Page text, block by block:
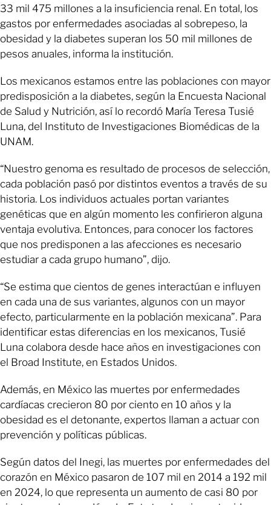
33 mil 475 millones a la insuficiencia renal. En total, los
gastos por enfermedades asociadas al sobrepeso, la
obesidad y la diabetes superan los 50 mil millones de
pesos anuales, informa la institución.
Los mexicanos estamos entre las poblaciones con mayor
predisposición a la diabetes, según la Encuesta Nacional
de Salud y Nutrición, así lo recordó María Teresa Tusié
Luna, del Instituto de Investigaciones Biomédicas de la
UNAM.
“Nuestro genoma es resultado de procesos de selección,
cada población pasó por distintos eventos a través de su
historia. Los individuos actuales portan variantes
genéticas que en algún momento les confirieron alguna
ventaja evolutiva. Entonces, para conocer los factores
que nos predisponen a las afecciones es necesario
estudiar a cada grupo humano”, dijo.
“Se estima que cientos de genes interactúan e influyen
en cada una de sus variantes, algunos con un mayor
efecto, particularmente en la población mexicana”. Para
identificar estas diferencias en los mexicanos, Tusié
Luna colabora desde hace años en investigaciones con
el Broad Institute, en Estados Unidos.
Además, en México las muertes por enfermedades
cardíacas crecieron 80 por ciento en 10 años y la
obesidad es el detonante, expertos llaman a actuar con
prevención y políticas públicas.
Según datos del Inegi, las muertes por enfermedades del
corazón en México pasaron de 107 mil en 2014 a 192 mil
en 2024, lo que representa un aumento de casi 80 por